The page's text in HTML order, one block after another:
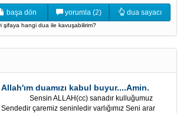
başa dön yorumla (2) dua sayacı
şifaya hangi dua ile kavuşabilirim?
Allah'ım duamızı kabul buyur....Amin.
Sensin ALLAH(cc) sanadır kulluğumuz
Sendedir çaremiz seninledir varlığımız Seni arar